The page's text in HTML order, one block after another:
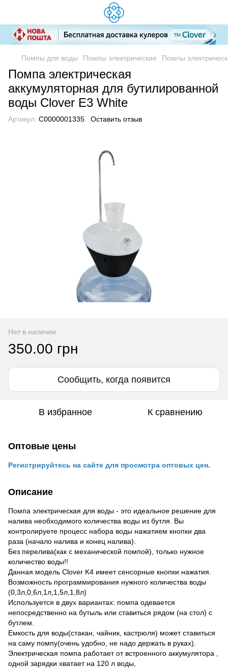
Помпы для воды Помпы электрические Помпы
Помпа электрическая
аккумуляторная для бутилированной
воды Clover E3 White
Артикул: C0000001335 Оставить отзыв
Нет в наличии
350.00 грн
Сообщить, когда появится
В избранное К сравнению
Оптовые цены
Регистрируйтесь на сайте для просмотра оптовых цен.
Описание
Помпа электрическая для воды - это идеальное решение для
налива необходимого количества воды из бутля. Вы
контролируете процесс набора воды нажатием кнопки два
раза (начало налива и конец налива).
Без перелива(как с механической помпой), только нужное
количество воды!!
Данная модель Clover K4 имеет сенсорные кнопки нажатия.
Возможность программирования нужного количества воды
(0,3л,0,6л,1л,1,5л,1,8л)
Используется в двух вариантах: помпа одевается
непосредственно на бутыль или ставиться рядом (на стол) с
бутлем.
Емкость для воды(стакан, чайник, кастрюля) может ставиться
на саму помпу(очень удобно, не надо держать в руках).
Электрическая помпа работает от встроенного аккумулятора ,
одной зарядки хватает на 120 л воды,